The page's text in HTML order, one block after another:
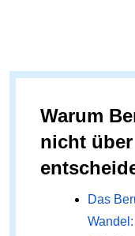
Warum
nicht
Das